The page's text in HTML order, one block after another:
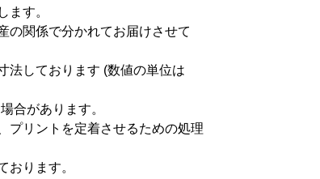
ます。
の関係で分かれてお届けさせて
法しております (数値の単位は
合があります。
プリントを定着させるための処理
ります。